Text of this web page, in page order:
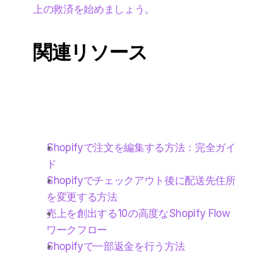
上の救済を始めましょう。
関連リソース
Shopifyで注文を編集する方法：完全ガイ
ド
Shopifyでチェックアウト後に配送先住所
を変更する方法
売上を創出する10の高度なShopify Flow
ワークフロー
Shopifyで一部返金を行う方法